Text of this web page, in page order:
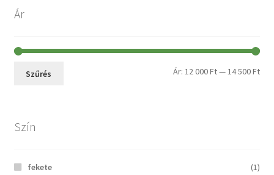
Ár
Szűrés Ár:12 000 Ft—14 500 Ft
Szín
fekete (1)